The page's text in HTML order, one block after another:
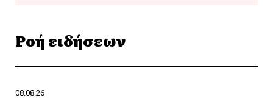
Ροή ειδήσεων
08.08.26